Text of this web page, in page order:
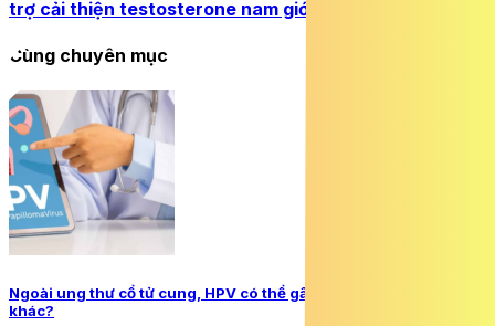
trợ cải thiện testosterone nam giới
Cùng chuyên mục
Ngoài ung thư cổ tử cung, HPV có thể gây loại ung thư nào
khác?